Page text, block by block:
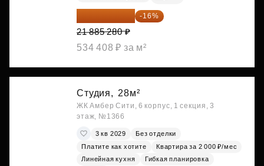
18 383 635 ₽ -16%
21 885 280 ₽
534 408 ₽ за м²
Студия, 28м²
ЖК Амбер Сити, 6 корпус, 1 секция, 3
этаж, №1366
3 кв 2029
Без отделки
Платите как хотите
Квартира за 2 000 ₽/мес
Линейная кухня
Гибкая планировка